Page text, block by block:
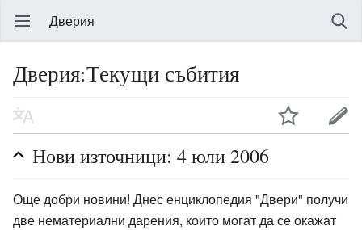
Дверия
Дверия:Текущи събития
Нови източници: 4 юли 2006
Още добри новини! Днес енциклопедия "Двери" получи
две нематериални дарения, които могат да се окажат